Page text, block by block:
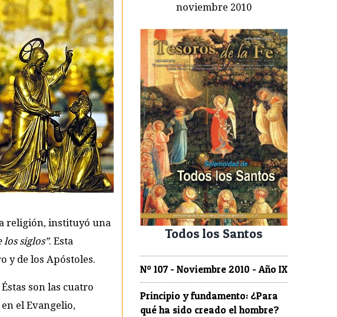
religión, instituyó una
siglos”. Esta
y de los Apóstoles.
Éstas son las cuatro
el Evangelio,
noviembre 2010
Todos los Santos
Nº 107 - Noviembre 2010 - Año IX
Principio y fundamento: ¿Para
qué ha sido creado el hombre?